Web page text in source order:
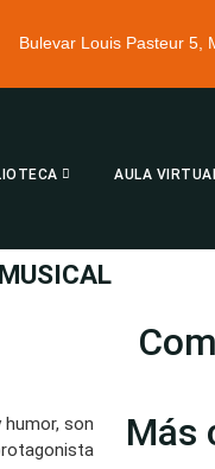
Bulevar Louis Pasteur 5,
AULA
son
Más